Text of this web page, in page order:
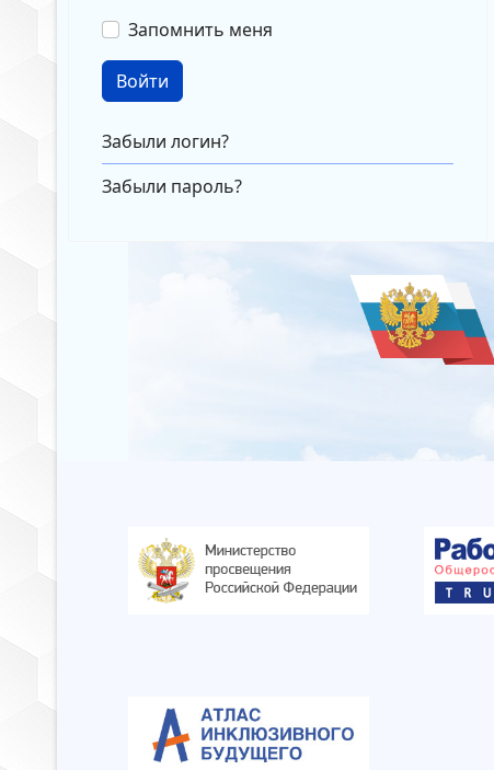
Запомнить меня
Войти
Забыли логин?
Забыли пароль?